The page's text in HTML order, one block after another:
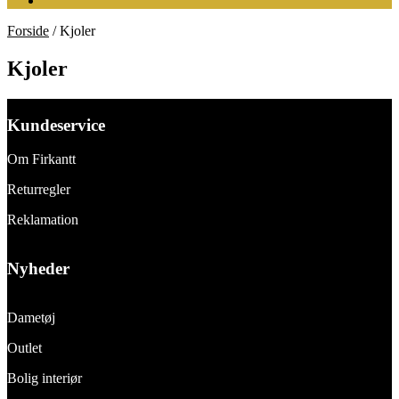
Forside /Kjoler
Kjoler
Kundeservice
Om Firkantt
Returregler
Reklamation
Nyheder
Dametøj
Outlet
Bolig interiør